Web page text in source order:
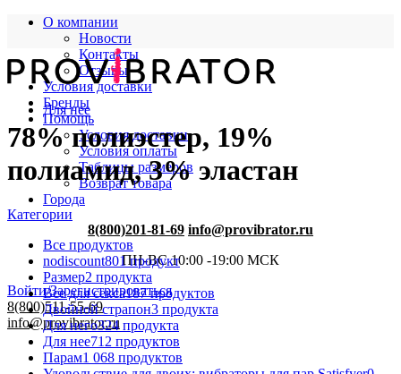
О компании
Новости
Контакты
Отзывы
Условия доставки
Бренды
Помощь
Условия доставки
Условия оплаты
Таблицы размеров
Возврат товара
Города
8(800)201-81-69 info@provibrator.ru
ПН-ВС 10:00 -19:00 МСК
Войти/Зарегистрироваться
8(800)511-55-69
info@provibrator.ru
Для нее
78% полиэстер, 19%
полиамид, 3% эластан
Категории
Все продуктов
nodiscount801 продукт
Размер2 продукта
Все для секса187 продуктов
Двойной страпон3 продукта
Для него324 продукта
Для нее712 продуктов
Парам1 068 продуктов